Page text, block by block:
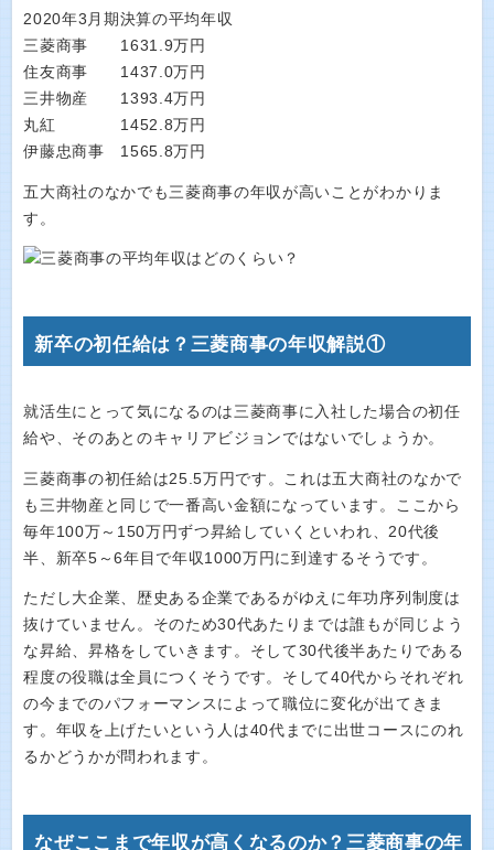
2020年3月期決算の平均年収
三菱商事 1631.9万円
住友商事 1437.0万円
三井物産 1393.4万円
丸紅 1452.8万円
伊藤忠商事 1565.8万円
五大商社のなかでも三菱商事の年収が高いことがわかりま
す。
新卒の初任給は？三菱商事の年収解説①
就活生にとって気になるのは三菱商事に入社した場合の初任
給や、そのあとのキャリアビジョンではないでしょうか。
三菱商事の初任給は25.5万円です。これは五大商社のなかで
も三井物産と同じで一番高い金額になっています。ここから
毎年100万～150万円ずつ昇給していくといわれ、20代後
半、新卒5～6年目で年収1000万円に到達するそうです。
ただし大企業、歴史ある企業であるがゆえに年功序列制度は
抜けていません。そのため30代あたりまでは誰もが同じよう
な昇給、昇格をしていきます。そして30代後半あたりである
程度の役職は全員につくそうです。そして40代からそれぞれ
の今までのパフォーマンスによって職位に変化が出てきま
す。年収を上げたいという人は40代までに出世コースにのれ
るかどうかが問われます。
なぜここまで年収が高くなるのか？三菱商事の年